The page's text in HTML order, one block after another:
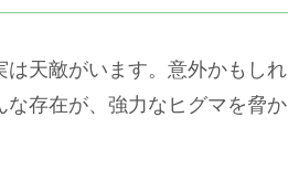
天敵がいます。意外かもしれ
存在が、強力なヒグマを脅か